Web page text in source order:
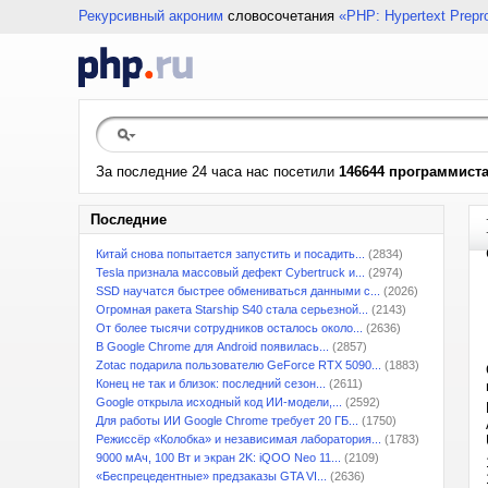
Рекурсивный акроним словосочетания «PHP: Hypertext
За последние 24 часа нас посетили 146644 программиста
Последние
Китай снова попытается запустить и посадить...
(2834)
Tesla признала массовый дефект Cybertruck и...
(2974)
SSD научатся быстрее обмениваться данными с...
(2026)
Огромная ракета Starship S40 стала серьезной...
(2143)
От более тысячи сотрудников осталось около...
(2636)
В Google Chrome для Android появилась...
(2857)
Zotac подарила пользователю GeForce RTX 5090...
(1883)
Конец не так и близок: последний сезон...
(2611)
Google открыла исходный код ИИ-модели,...
(2592)
Для работы ИИ Google Chrome требует 20 ГБ...
(1750)
Режиссёр «Колобка» и независимая лаборатория...
(1783)
9000 мАч, 100 Вт и экран 2K: iQOO Neo 11...
(2109)
«Беспрецедентные» предзаказы GTA VI...
(2636)